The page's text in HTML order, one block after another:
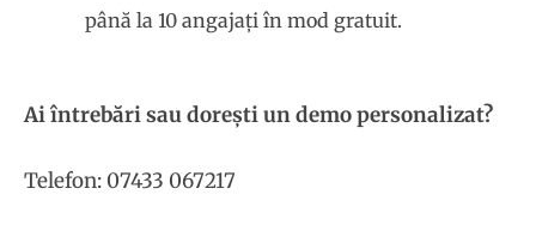
până la 10 angajați în mod gratuit.
Ai întrebări sau dorești un demo personalizat?
Telefon: 07433 067217